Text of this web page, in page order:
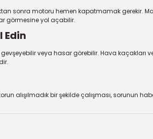
sonra motoru hemen kapatmamak gerekir.
görmesine yol açabilir.
Edin
veya hasar görebilir. Hava kaçakları
alışılmadık bir şekilde çalışması, sorunun